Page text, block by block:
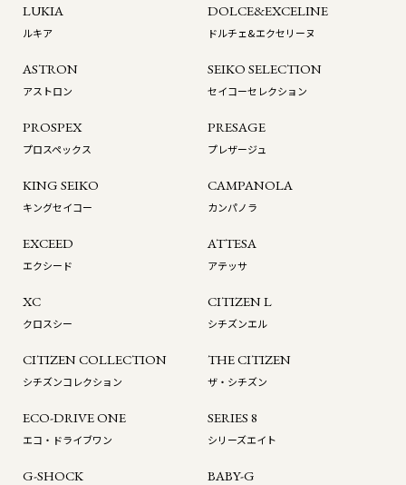
LUKIA
ルキア
DOLCE&EXCELINE
ドルチェ&エクセリーヌ
ASTRON
アストロン
SEIKO SELECTION
セイコーセレクション
PROSPEX
プロスペックス
PRESAGE
プレザージュ
KING SEIKO
キングセイコー
CAMPANOLA
カンパノラ
EXCEED
エクシード
ATTESA
アテッサ
XC
クロスシー
CITIZEN L
シチズンエル
CITIZEN COLLECTION
シチズンコレクション
THE CITIZEN
ザ・シチズン
ECO-DRIVE ONE
エコ・ドライブワン
SERIES 8
シリーズエイト
G-SHOCK BABY-G